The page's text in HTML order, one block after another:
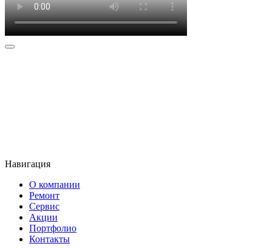
Навигация
О компании
Ремонт
Сервис
Акции
Портфолио
Контакты